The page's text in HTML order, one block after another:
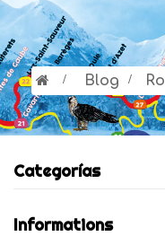
> Blog >
Categorías
Informations